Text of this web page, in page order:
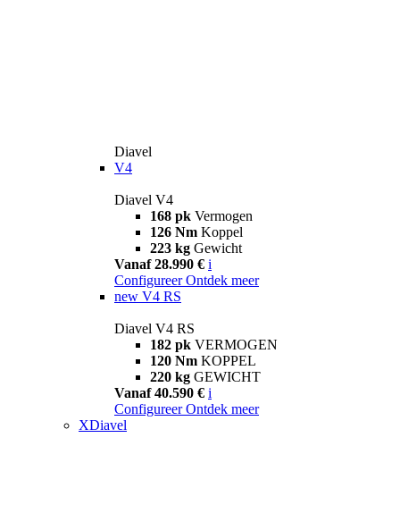
Diavel
V4
Diavel V4
168 pk Vermogen
126 Nm Koppel
223 kg Gewicht
Vanaf 28.990 € i
Configureer Ontdek meer
new V4 RS
Diavel V4 RS
182 pk VERMOGEN
120 Nm KOPPEL
220 kg GEWICHT
Vanaf 40.590 € i
Configureer Ontdek meer
XDiavel